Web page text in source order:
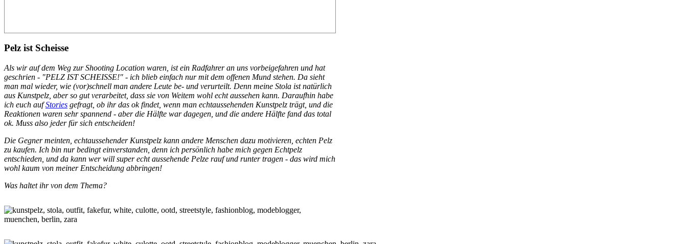
Pelz ist Scheisse
Als wir auf dem Weg zur Shooting Location waren, ist ein Radfahrer an uns vorbeigefahren und hat
geschrien - "PELZ IST SCHEISSE!" - ich blieb einfach nur mit dem offenen Mund stehen. Da sieht
man mal wieder, wie (vor)schnell man andere Leute be- und verurteilt. Denn meine Stola ist natürlich
aus Kunstpelz, aber so gut verarbeitet, dass sie von Weitem wohl echt aussehen kann. Daraufhin habe
ich euch aufStories gefragt, ob ihr das ok findet, wenn man echtaussehenden Kunstpelz trägt, und die
Reaktionen waren sehr spannend - aber die Hälfte war dagegen, und die andere Hälfte fand das total
ok. Muss also jeder für sich entscheiden!
Die Gegner meinten, echtaussehender Kunstpelz kann andere Menschen dazu motivieren, echten Pelz
zu kaufen. Ich bin nur bedingt einverstanden, denn ich persönlich habe mich gegen Echtpelz
entschieden, und da kann wer will super echt aussehende Pelze rauf und runter tragen - das wird mich
wohl kaum von meiner Entscheidung abbringen!
Was haltet ihr von dem Thema?